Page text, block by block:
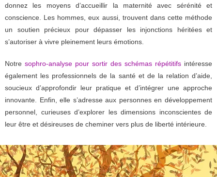
donnez les moyens d’accueillir la maternité avec sérénité et
conscience. Les hommes, eux aussi, trouvent dans cette méthode
un soutien précieux pour dépasser les injonctions héritées et
s’autoriser à vivre pleinement leurs émotions.
Notre sophro-analyse pour sortir des schémas répétitifs intéresse
également les professionnels de la santé et de la relation d’aide,
soucieux d’approfondir leur pratique et d’intégrer une approche
innovante. Enfin, elle s’adresse aux personnes en développement
personnel, curieuses d’explorer les dimensions inconscientes de
leur être et désireuses de cheminer vers plus de liberté intérieure.